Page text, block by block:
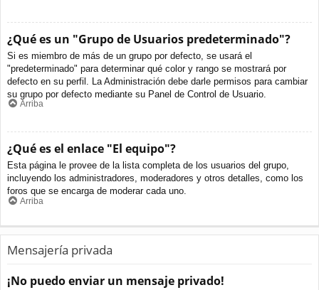
¿Qué es un "Grupo de Usuarios predeterminado"?
Si es miembro de más de un grupo por defecto, se usará el
"predeterminado" para determinar qué color y rango se mostrará por
defecto en su perfil. La Administración debe darle permisos para cambiar
su grupo por defecto mediante su Panel de Control de Usuario.
Arriba
¿Qué es el enlace "El equipo"?
Esta página le provee de la lista completa de los usuarios del grupo,
incluyendo los administradores, moderadores y otros detalles, como los
foros que se encarga de moderar cada uno.
Arriba
Mensajería privada
¡No puedo enviar un mensaje privado!